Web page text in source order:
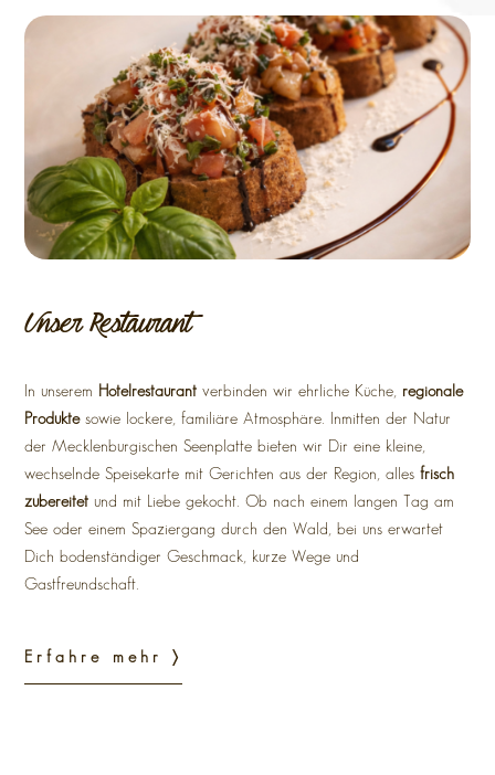
Unser Restaurant
In unserem Hotelrestaurant verbinden wir ehrliche Küche, regionale
Produktesowie lockere, familiäre Atmosphäre. Inmitten der Natur
der Mecklenburgischen Seenplatte bieten wir Dir eine kleine,
wechselnde Speisekarte mit Gerichten aus der Region, allesfrisch
zubereitet und mit Liebe gekocht. Ob nach einem langen Tag am
See oder einem Spaziergang durch den Wald, bei uns erwartet
Dich bodenständiger Geschmack, kurze Wege und
Gastfreundschaft.
Erfahre mehr 〉